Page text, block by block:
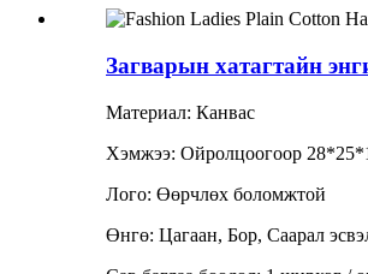
Загварын хатагтайн
Материал: Канвас
Хэмжээ: Ойролцоогоор
Лого: Өөрчлөх боломжтой
Өнгө: Цагаан, Бор, Саарал